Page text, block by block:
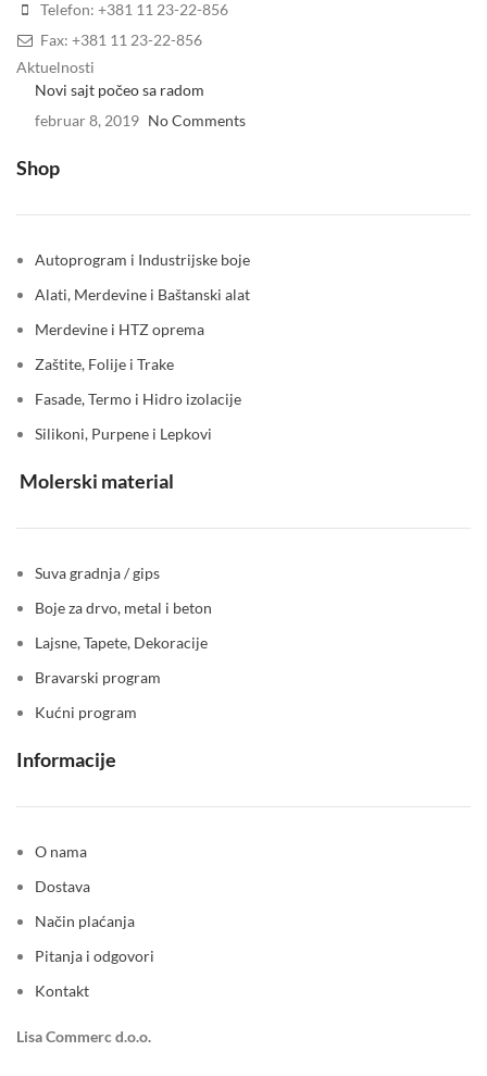
Telefon: +381 11 23-22-856
Fax: +381 11 23-22-856
Aktuelnosti
Novi sajt počeo sa radom
februar 8, 2019 No Comments
Shop
Autoprogram i Industrijske boje
Alati, Merdevine i Baštanski alat
Merdevine i HTZ oprema
Zaštite, Folije i Trake
Fasade, Termo i Hidro izolacije
Silikoni, Purpene i Lepkovi
Molerski material
Suva gradnja / gips
Boje za drvo, metal i beton
Lajsne, Tapete, Dekoracije
Bravarski program
Kućni program
Informacije
O nama
Dostava
Način plaćanja
Pitanja i odgovori
Kontakt
Lisa Commerc d.o.o.